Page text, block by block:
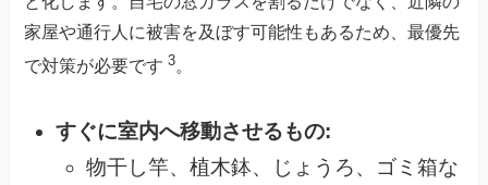
家屋や通行人に被害を及ぼす可能性もあるため、最優先
で対策が必要です3。
すぐに室内へ移動させるもの:
物干し竿、植木鉢、じょうろ、ゴミ箱な